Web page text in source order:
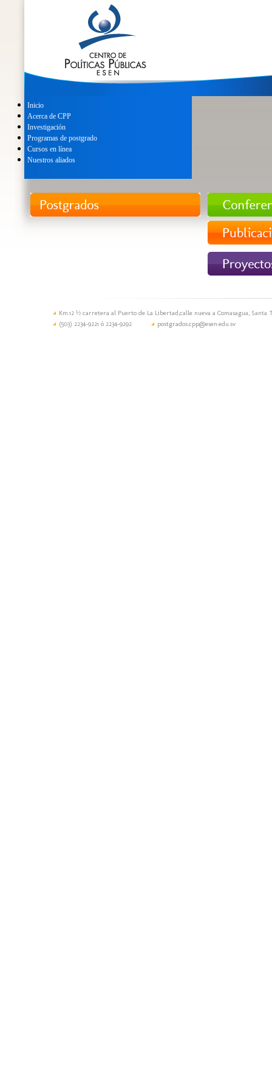
Inicio
Acerca de CPP
Investigación
Programas de postgrado
Cursos en línea
Nuestros aliados
Km.12 ½ carretera al Puerto de La Libertad,calle nueva a Comasagua, Santa
(503) 2234-9221 ó 2234-9292
postgrados.cpp@esen.edu.sv